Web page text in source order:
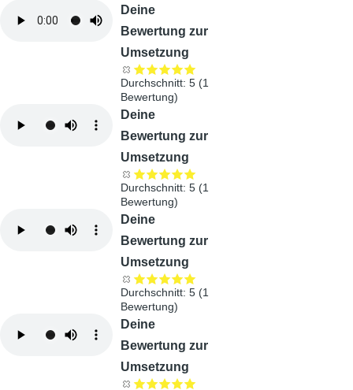
Deine
Bewertung zur
Umsetzung
Durchschnitt:5 (1
Bewertung)
Deine
Bewertung zur
Umsetzung
Durchschnitt:5 (1
Bewertung)
Deine
Bewertung zur
Umsetzung
Durchschnitt:5 (1
Bewertung)
Deine
Bewertung zur
Umsetzung